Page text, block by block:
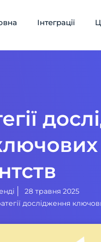
Інтеграції
28 травня 2025
дослідження